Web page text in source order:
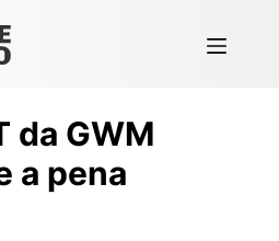
da GWM
a pena